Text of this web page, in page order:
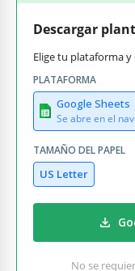
Descargar
Elige tu plataforma
PLATAFORMA
Google Sheets
Se abre en el
TAMAÑO DEL PAPEL
US Letter
No se